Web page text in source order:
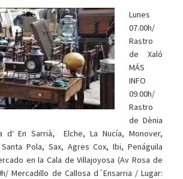
Lunes
07.00h/
Rastro
de Xaló
MÁS
INFO
09.00h/
Rastro
de Dènia
d‘ En Sarrià, Elche, La Nucía, Monover,
Pola, Sax, Agres Cox, Ibi, Penáguila
en la Cala de Villajoyosa (Av Rosa de
Mercadillo de Callosa d´Ensarria / Lugar: